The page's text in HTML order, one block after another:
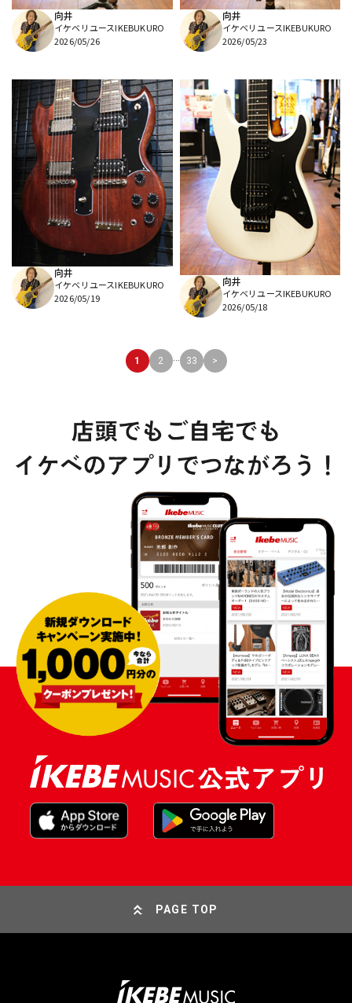
向井
イケベリユースIKEBUKURO
2026/05/26
向井
イケベリユースIKEBUKURO
2026/05/23
向井
イケベリユースIKEBUKURO
2026/05/19
向井
イケベリユースIKEBUKURO
2026/05/18
1 2 ... 33 >
PAGE TOP